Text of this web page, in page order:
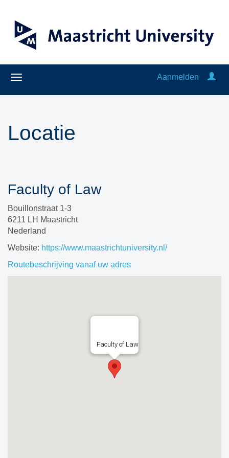
Aanmelden
Locatie
Faculty of Law
Bouillonstraat 1-3
6211 LH Maastricht
Nederland
Website: https://www.maastrichtuniversity.nl/
Routebeschrijving vanaf uw adres
Faculty of Law